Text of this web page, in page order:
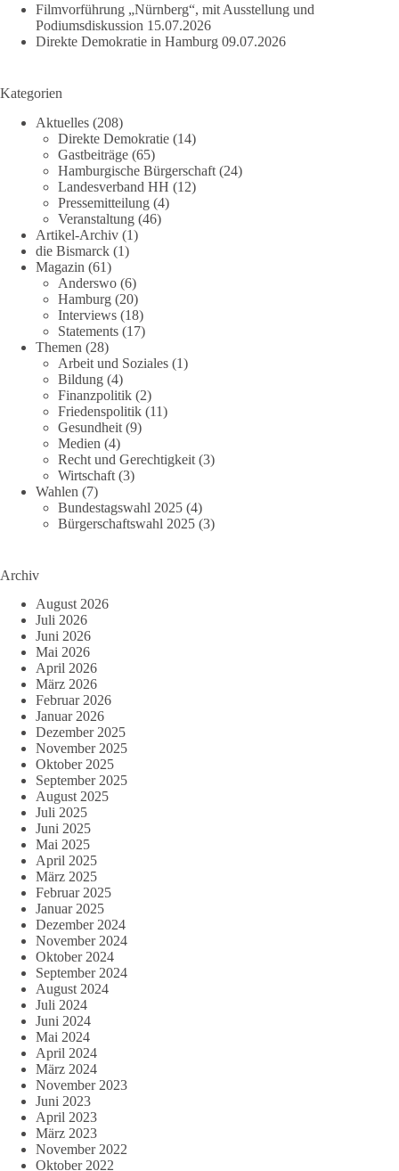
Filmvorführung „Nürnberg“, mit Ausstellung und
Podiumsdiskussion 15.07.2026
Direkte Demokratie in Hamburg 09.07.2026
Kategorien
Aktuelles (208)
Direkte Demokratie (14)
Gastbeiträge (65)
Hamburgische Bürgerschaft (24)
Landesverband HH (12)
Pressemitteilung (4)
Veranstaltung (46)
Artikel-Archiv (1)
die Bismarck (1)
Magazin (61)
Anderswo (6)
Hamburg (20)
Interviews (18)
Statements (17)
Themen (28)
Arbeit und Soziales (1)
Bildung (4)
Finanzpolitik (2)
Friedenspolitik (11)
Gesundheit (9)
Medien (4)
Recht und Gerechtigkeit (3)
Wirtschaft (3)
Wahlen (7)
Bundestagswahl 2025 (4)
Bürgerschaftswahl 2025 (3)
Archiv
August 2026
Juli 2026
Juni 2026
Mai 2026
April 2026
März 2026
Februar 2026
Januar 2026
Dezember 2025
November 2025
Oktober 2025
September 2025
August 2025
Juli 2025
Juni 2025
Mai 2025
April 2025
März 2025
Februar 2025
Januar 2025
Dezember 2024
November 2024
Oktober 2024
September 2024
August 2024
Juli 2024
Juni 2024
Mai 2024
April 2024
März 2024
November 2023
Juni 2023
April 2023
März 2023
November 2022
Oktober 2022